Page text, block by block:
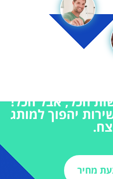
הכל, אבל הכל!
יהפוך למותג
מחיר